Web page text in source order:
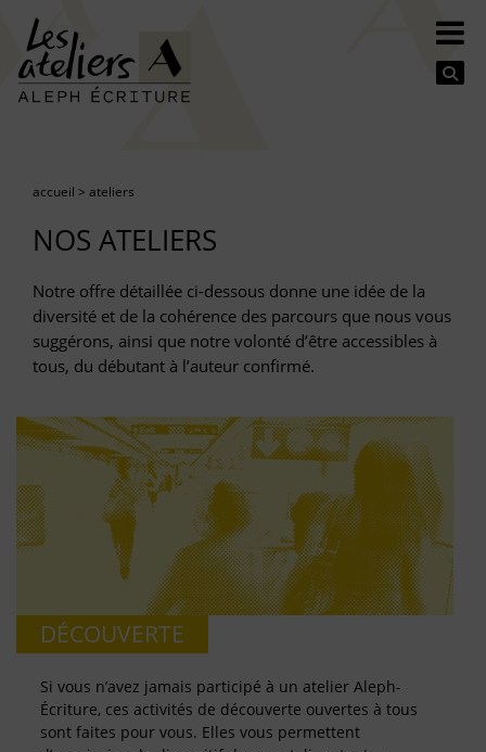
accueil > ateliers
NOS ATELIERS
Notre offre détaillée ci-dessous donne une idée de la
diversité et de la cohérence des parcours que nous vous
suggérons, ainsi que notre volonté d’être accessibles à
tous, du débutant à l’auteur confirmé.
DÉCOUVERTE
Si vous n’avez jamais participé à un atelier Aleph-
Écriture, ces activités de découverte ouvertes à tous
sont faites pour vous. Elles vous permettent